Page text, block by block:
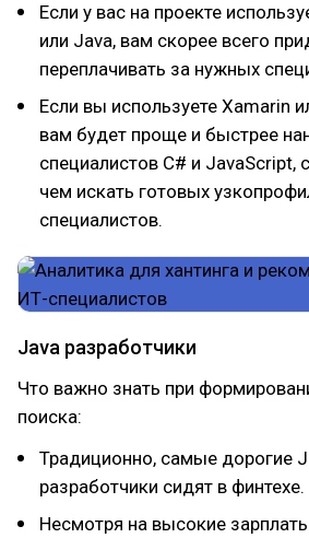
Если у вас на проекте
или Java, вам скорее всего
переплачивать за нужных
Если вы используете Xamarin
вам будет проще и быстрее
специалистов C# и JavaScript,
чем искать готовых
специалистов.
Java разработчики
Что важно знать при
поиска:
Традиционно, самые дорогие
разработчики сидят в финтехе.
Несмотря на высокие